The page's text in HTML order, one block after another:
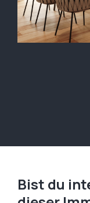
Bist du